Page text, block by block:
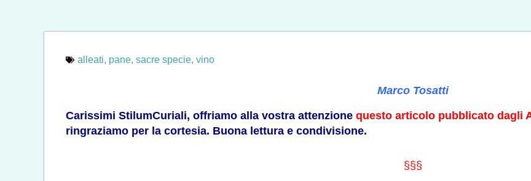
alleati, pane, sacre specie, vino
Marco Tosatti
Carissimi StilumCuriali, offriamo alla vostra attenzione questo articolo pubblicato dagli
ringraziamo per la cortesia. Buona lettura e condivisione.
§§§